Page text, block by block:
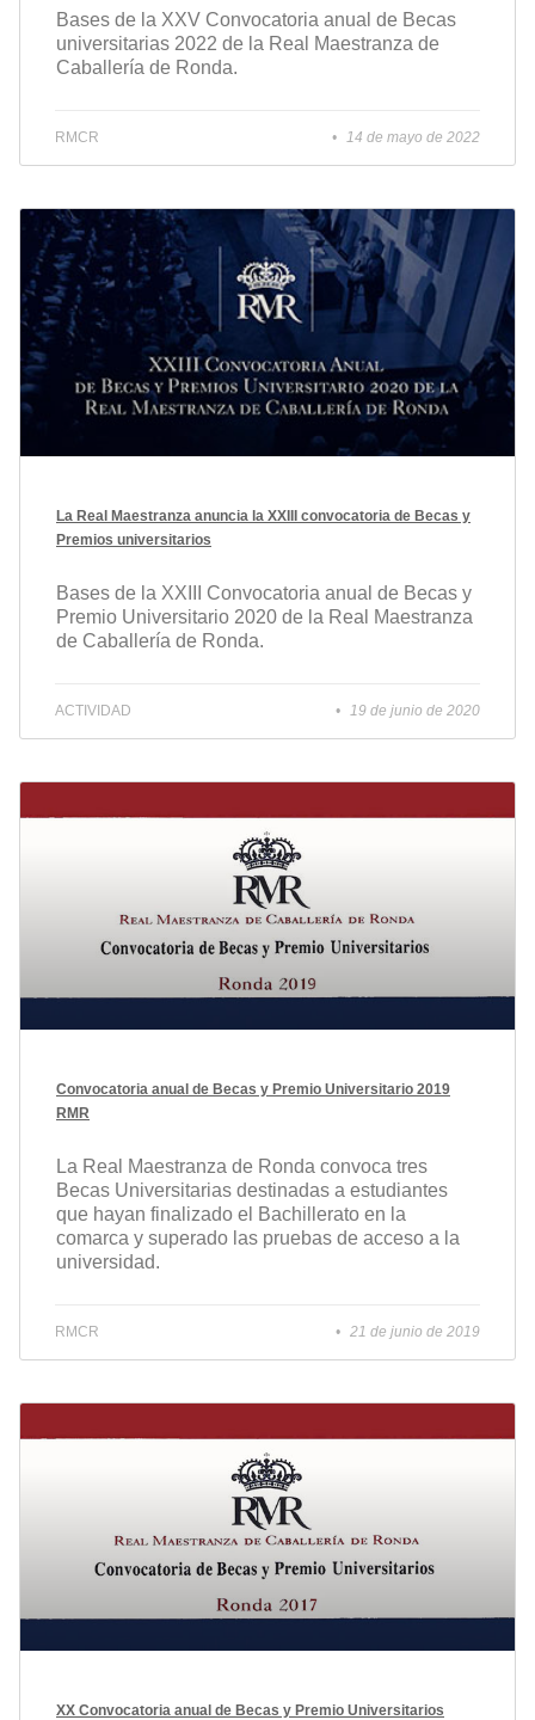
Bases de la XXV Convocatoria anual de Becas
universitarias 2022 de la Real Maestranza de
Caballería de Ronda.
RMCR 14 de mayo de 2022
La Real Maestranza anuncia la XXIII convocatoria de Becas y
Premios universitarios
Bases de la XXIII Convocatoria anual de Becas y
Premio Universitario 2020 de la Real Maestranza
de Caballería de Ronda.
ACTIVIDAD 19 de junio de 2020
Convocatoria anual de Becas y Premio Universitario 2019
RMR
La Real Maestranza de Ronda convoca tres
Becas Universitarias destinadas a estudiantes
que hayan finalizado el Bachillerato en la
comarca y superado las pruebas de acceso a la
universidad.
RMCR 21 de junio de 2019
XX Convocatoria anual de Becas y Premio Universitarios